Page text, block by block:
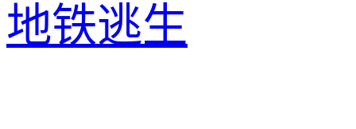
地铁逃生